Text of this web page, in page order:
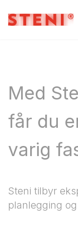
Med
får du
varig
Steni tilbyr
planlegging